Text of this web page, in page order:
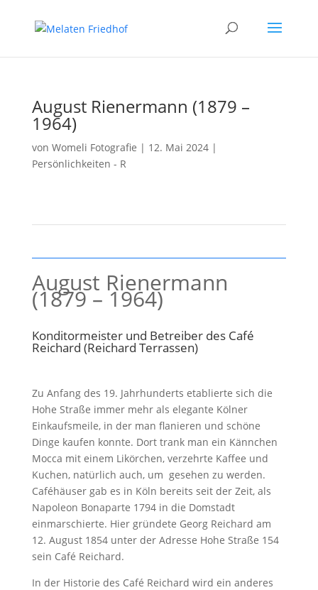
August Rienermann (1879 –
1964)
von Womeli Fotografie | 12. Mai 2024|
Persönlichkeiten - R
August Rienermann
(1879 – 1964)
Konditormeister und Betreiber des Café
Reichard (Reichard Terrassen)
Zu Anfang des 19. Jahrhunderts etablierte sich die
Hohe Straße immer mehr als elegante Kölner
Einkaufsmeile, in der man flanieren und schöne
Dinge kaufen konnte. Dort trank man ein Kännchen
Mocca mit einem Likörchen, verzehrte Kaffee und
Kuchen, natürlich auch, um gesehen zu werden.
Caféhäuser gab es in Köln bereits seit der Zeit, als
Napoleon Bonaparte 1794 in die Domstadt
einmarschierte. Hier gründete Georg Reichard am
12. August 1854 unter der Adresse Hohe Straße 154
sein Café Reichard.
In der Historie des Café Reichard wird ein anderes